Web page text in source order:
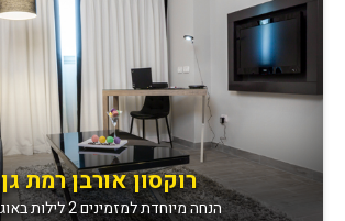
רוקסון אורבן רמת גן
הנחה מיוחדת למזמינים 2 לילות באוגוסט